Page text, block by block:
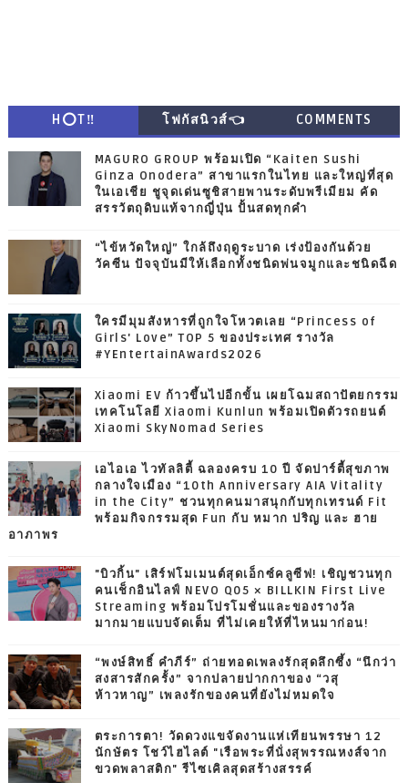
H⭕T‼ โฟกัสนิวส์👈 COMMENTS
MAGURO GROUP พร้อมเปิด “Kaiten Sushi
Ginza Onodera” สาขาแรกในไทย และใหญ่ที่สุด
ในเอเชีย ชูจุดเด่นซูชิสายพานระดับพรีเมียม คัด
สรรวัตถุดิบแท้จากญี่ปุ่น ปั้นสดทุกคำ
“ไข้หวัดใหญ่” ใกล้ถึงฤดูระบาด เร่งป้องกันด้วย
วัคซีน ปัจจุบันมีให้เลือกทั้งชนิดพ่นจมูกและชนิดฉีด
ใครมีมุมสังหารที่ถูกใจโหวตเลย “Princess of
Girls' Love” TOP 5 ของประเทศ รางวัล
#YEntertainAwards2026
Xiaomi EV ก้าวขึ้นไปอีกขั้น เผยโฉมสถาปัตยกรรม
เทคโนโลยี Xiaomi Kunlun พร้อมเปิดตัวรถยนต์
Xiaomi SkyNomad Series
เอไอเอ ไวทัลลิตี้ ฉลองครบ 10 ปี จัดปาร์ตี้สุขภาพ
กลางใจเมือง “10th Anniversary AIA Vitality
in the City” ชวนทุกคนมาสนุกกับทุกเทรนด์ Fit
พร้อมกิจกรรมสุด Fun กับ หมาก ปริญ และ ฮาย
อาภาพร
"บิวกิ้น" เสิร์ฟโมเมนต์สุดเอ็กซ์คลูซีฟ! เชิญชวนทุก
คนเช็กอินไลฟ์ NEVO Q05 × BILLKIN First Live
Streaming พร้อมโปรโมชั่นและของรางวัล
มากมายแบบจัดเต็ม ที่ไม่เคยให้ที่ไหนมาก่อน!
“พงษ์สิทธิ์ คำภีร์” ถ่ายทอดเพลงรักสุดลึกซึ้ง “นึกว่า
สงสารสักครั้ง” จากปลายปากกาของ “วสุ
ห้าวหาญ” เพลงรักของคนที่ยังไม่หมดใจ
ตระการตา! วัดดวงแขจัดงานแห่เทียนพรรษา 12
นักษัตร โชว์ไฮไลต์ "เรือพระที่นั่งสุพรรณหงส์จาก
ขวดพลาสติก" รีไซเคิลสุดสร้างสรรค์